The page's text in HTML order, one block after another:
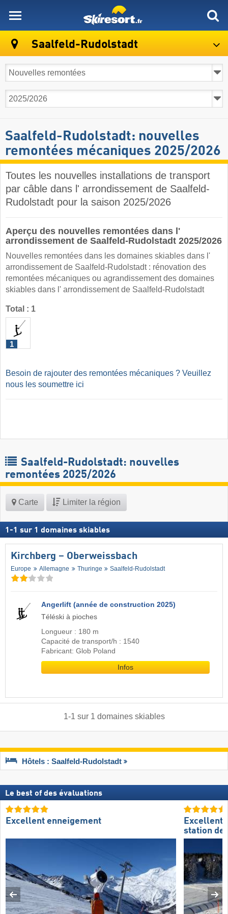
Saalfeld-Rudolstadt
Saalfeld-Rudolstadt: nouvelles
remontées mécaniques 2025/2026
Toutes les nouvelles installations de transport
par câble dans l' arrondissement de Saalfeld-
Rudolstadt pour la saison 2025/2026
Aperçu des nouvelles remontées dans l'
arrondissement de Saalfeld-Rudolstadt 2025/2026
Nouvelles remontées dans les domaines skiables dans l'
arrondissement de Saalfeld-Rudolstadt : rénovation des
remontées mécaniques ou agrandissement des domaines
skiables dans l' arrondissement de Saalfeld-Rudolstadt
Total : 1
1
Besoin de rajouter des remontées mécaniques ? Veuillez
nous les soumettre ici
Saalfeld-Rudolstadt: nouvelles
remontées 2025/2026
Carte Limiter la région
1 -1 sur 1 domaines skiables
Kirchberg – Oberweissbach
Europe Allemagne Thuringe Saalfeld-Rudolstadt
Angerlift (année de construction 2025)
Téléski à pioches
Longueur : 180 m
Capacité de transport/h : 1540
Fabricant: Glob Poland
Infos
1-1 sur 1 domaines skiables
Hôtels : Saalfeld-Rudolstadt
Le best of des évaluations
Excellent enneigement
Excellente
station